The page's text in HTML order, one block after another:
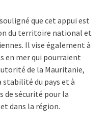
que cet appui est
du territoire national et
Il vise également à
en mer qui pourraient
de la Mauritanie,
du pays et à
de sécurité pour la
dans la région.